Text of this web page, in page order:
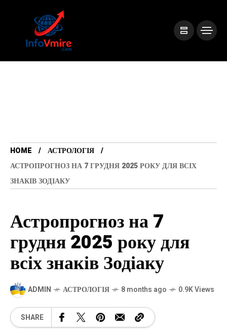
HOME
АСТРОЛОГІЯ
АСТРОПРОГНОЗ НА 7 ГРУДНЯ 2025 РОКУ ДЛЯ ВСІХ
ЗНАКІВ ЗОДІАКУ
Астропрогноз на 7
грудня 2025 року для
всіх знаків Зодіаку
ADMIN АСТРОЛОГІЯ 8 months ago 0.9K Views
SHARE